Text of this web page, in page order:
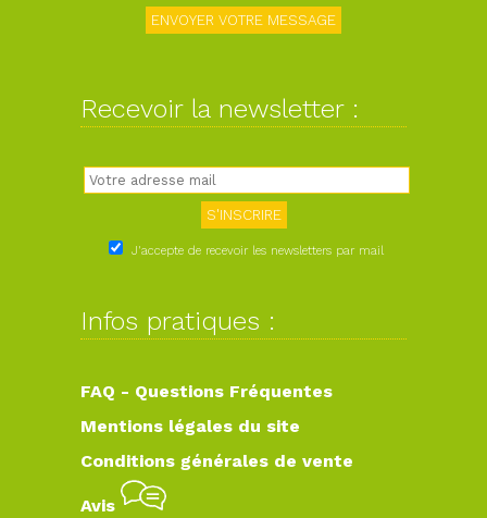
Recevoir la newsletter :
J'accepte de recevoir les newsletters par mail
Infos pratiques :
FAQ - Questions Fréquentes
Mentions légales du site
Conditions générales de vente
Avis